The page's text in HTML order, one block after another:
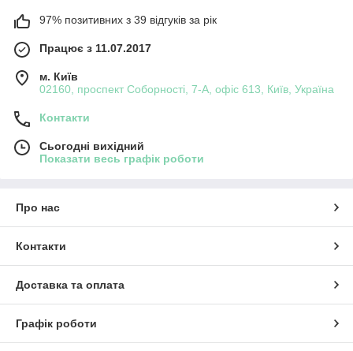
97% позитивних з 39 відгуків за рік
Працює з 11.07.2017
м. Київ
02160, проспект Соборності, 7-А, офіс 613, Київ, Україна
Контакти
Сьогодні вихідний
Показати весь графік роботи
Про нас
Контакти
Доставка та оплата
Графік роботи